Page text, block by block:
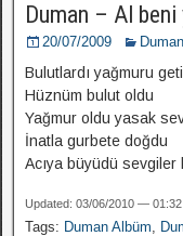
Duman – Al beni
20/07/2009 Duman
Bulutlardı yağmuru
Hüznüm bulut oldu
Yağmur oldu yasak
İnatla gurbete doğdu
Acıya büyüdü sevgiler
Updated: 03/06/2010 — 01:32
Tags: Duman Albüm,